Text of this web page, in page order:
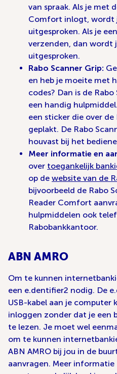
van spraak. Als je met
Comfort inlogt, wordt
uitgesproken. Als je
verzenden, dan wordt
uitgesproken.
Rabo Scanner Grip:
en heb je moeite met
codes? Dan is de
een handig
een sticker die over
geplakt. De Rabo
houvast bij het
Meer informatie en
over toegankelijk
op de website van de
bijvoorbeeld de Rabo
Reader Comfort
hulpmiddelen ook
Rabobankkantoor.
ABN AMRO
Om te kunnen
een e.dentifier2 nodig. De
USB-kabel aan je computer
inloggen zonder dat je een
te lezen. Je moet wel
om te kunnen
ABN AMRO bij jou in de
aanvragen. Meer informatie